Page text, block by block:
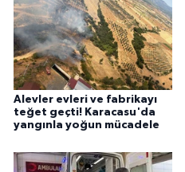
Alevler evleri ve fabrikayı
teğet geçti! Karacasu'da
yangınla yoğun mücadele